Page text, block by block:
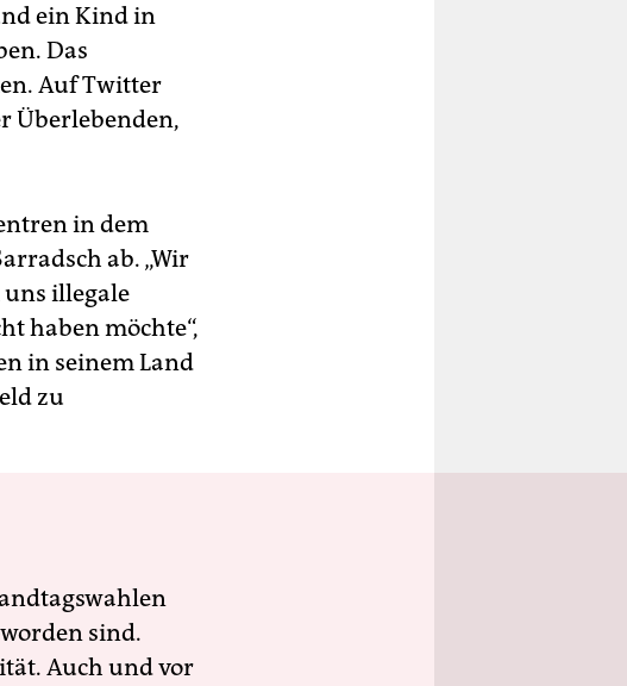
ein Kind in
Das
Auf Twitter
Überlebenden,
in dem
ab. „Wir
uns illegale
haben möchte“,
in seinem Land
zu
sind.
Auch und vor